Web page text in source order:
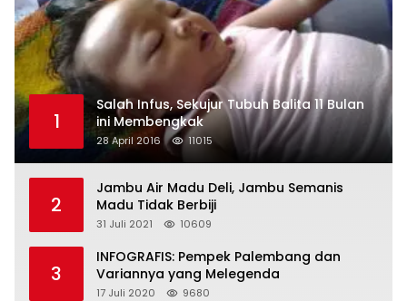
1
Salah Infus, Sekujur Tubuh Balita 11 Bulan
ini Membengkak
28 April 2016 11015
2
Jambu Air Madu Deli, Jambu Semanis
Madu Tidak Berbiji
31 Juli 2021 10609
3
INFOGRAFIS: Pempek Palembang dan
Variannya yang Melegenda
17 Juli 2020 9680